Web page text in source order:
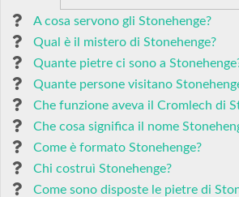
A cosa servono gli Stonehenge?
Qual è il mistero di Stonehenge?
Quante pietre ci sono a
Quante persone visitano
Che funzione aveva il Cromlech di
Che cosa significa il nome
Come è formato Stonehenge?
Chi costruì Stonehenge?
Come sono disposte le pietre di